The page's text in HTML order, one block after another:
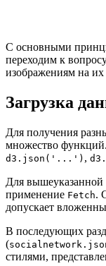
С основными
переходим к
изображениям на их
Загрузка
Для получения
множество
d3.json('...') ,
Для вышеуказанной
применение Fetch.
допускает
В последующих
(
стилями,